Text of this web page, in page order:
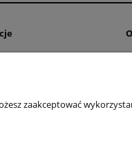
zaakceptować